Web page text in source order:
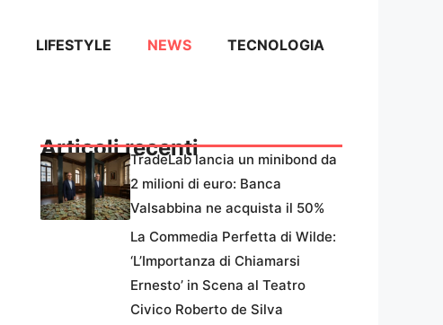
LIFESTYLE NEWS TECNOLOGIA
Articoli recentiTradeLab lancia un minibond da
2 milioni di euro: Banca
Valsabbina ne acquista il 50%
La Commedia Perfetta di Wilde:
‘L’Importanza di Chiamarsi
Ernesto’ in Scena al Teatro
Civico Roberto de Silva